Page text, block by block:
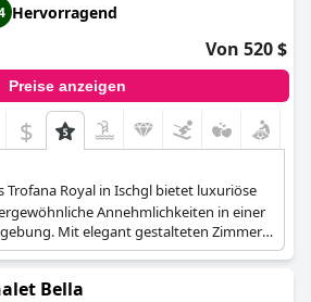
Hervorragend
Von 520 $
Preise anzeigen
$
Trofana Royal in Ischgl bietet luxuriöse
Annehmlichkeiten in einer
Mit elegant gestalteten Zimmern,
und Gourmet-Speiseoptionen bietet es
verwöhnendes Erlebnis. Seine zentrale
Einrichtungen machen es zu einer
Bella